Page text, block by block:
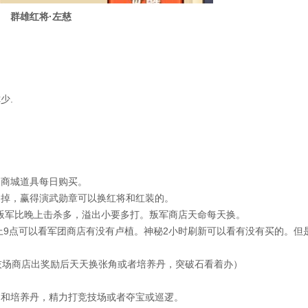
群雄红将·左慈
.
城道具每日购买。
，赢得演武勋章可以换红将和红装的。
比晚上击杀多，溢出小要多打。叛军商店天命每天换。
点可以看军团商店有没有卢植。神秘2小时刷新可以看有没有买的。但
商店出奖励后天天换张角或者培养丹，突破石看着办）
培养丹，精力打竞技场或者夺宝或巡逻。